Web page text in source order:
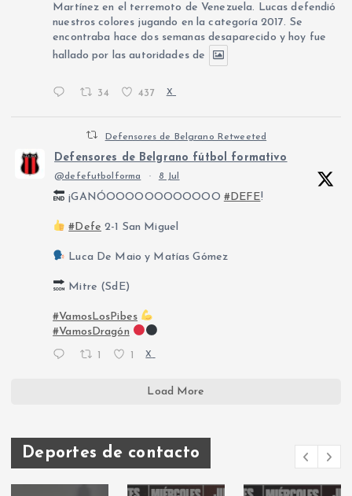
Martínez en el terremoto de Venezuela. Lucas defendió
nuestros colores jugando en la categoría 2017. Se
encontraba hace dos semanas desaparecido y hoy fue
hallado por las autoridades de
34 437 X
Defensores de Belgrano Retweeted
Defensores de Belgrano fútbol formativo
@defefutbolforma · 8 Jul
¡GANÓOOOOOOOOOOOO #DEFE!
#Defe 2-1 San Miguel
Luca De Maio y Matías Gómez
Mitre (SdE)
#VamosLosPibes
#VamosDragón
X
Load More
Deportes de contacto